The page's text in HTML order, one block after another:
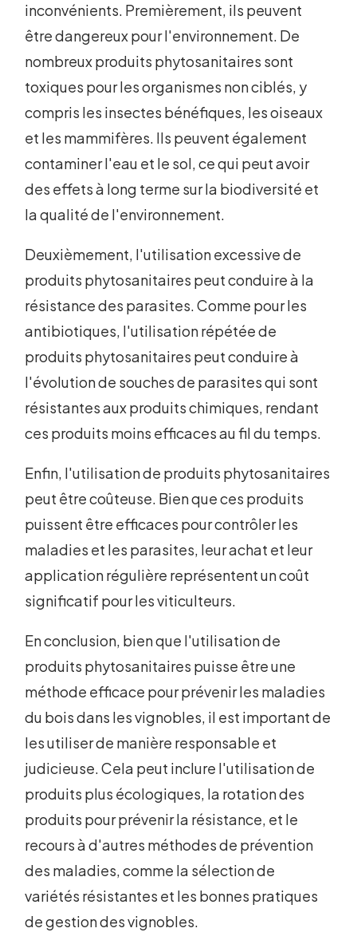
inconvénients. Premièrement, ils peuvent
être dangereux pour l'environnement. De
nombreux produits phytosanitaires sont
toxiques pour les organismes non ciblés, y
compris les insectes bénéfiques, les oiseaux
et les mammifères. Ils peuvent également
contaminer l'eau et le sol, ce qui peut avoir
des effets à long terme sur la biodiversité et
la qualité de l'environnement.
Deuxièmement, l'utilisation excessive de
produits phytosanitaires peut conduire à la
résistance des parasites. Comme pour les
antibiotiques, l'utilisation répétée de
produits phytosanitaires peut conduire à
l'évolution de souches de parasites qui sont
résistantes aux produits chimiques, rendant
ces produits moins efficaces au fil du temps.
Enfin, l'utilisation de produits phytosanitaires
peut être coûteuse. Bien que ces produits
puissent être efficaces pour contrôler les
maladies et les parasites, leur achat et leur
application régulière représentent un coût
significatif pour les viticulteurs.
En conclusion, bien que l'utilisation de
produits phytosanitaires puisse être une
méthode efficace pour prévenir les maladies
du bois dans les vignobles, il est important de
les utiliser de manière responsable et
judicieuse. Cela peut inclure l'utilisation de
produits plus écologiques, la rotation des
produits pour prévenir la résistance, et le
recours à d'autres méthodes de prévention
des maladies, comme la sélection de
variétés résistantes et les bonnes pratiques
de gestion des vignobles.